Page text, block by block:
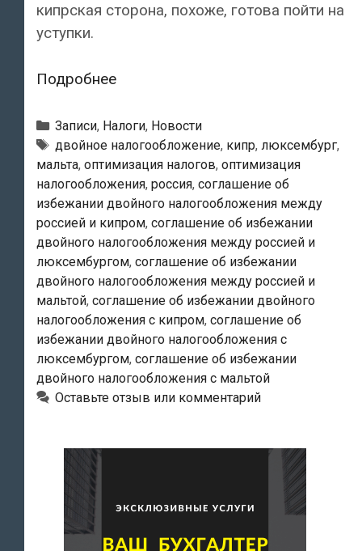
кипрская сторона, похоже, готова пойти на
уступки.
ПодробнееМальта
Люксембург
готовы
поднять
налоговые
ставки
Рубрики
Записи, Налоги, Новости
Метки
двойное налогообложение, кипр, люксембург,
мальта, оптимизация налогов, оптимизация
налогообложения, россия, соглашение об
избежании двойного налогообложения между
россией и кипром, соглашение об избежании
двойного налогообложения между россией и
люксембургом, соглашение об избежании
двойного налогообложения между россией и
мальтой, соглашение об избежании двойного
налогообложения с кипром, соглашение об
избежании двойного налогообложения с
люксембургом, соглашение об избежании
двойного налогообложения с мальтой
Оставьте отзыв или комментарий